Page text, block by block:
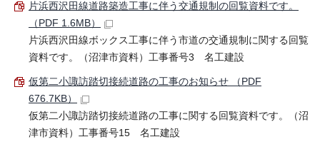
片浜西沢田線道路築造工事に伴う交通規制の回覧資料です。
（PDF 1.6MB）
片浜西沢田線ボックス工事に伴う市道の交通規制に関する回覧
資料です。（沼津市資料）工事番号3 名工建設
仮第二小諏訪踏切接続道路の工事のお知らせ （PDF
676.7KB）
仮第二小諏訪踏切接続道路の工事に関する回覧資料です。（沼
津市資料）工事番号15 名工建設